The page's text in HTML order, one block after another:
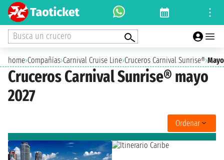
Busca un crucero
home›Compañías›Carnival Cruise Line›Cruceros Carnival Sunrise®›
Cruceros Carnival Sunrise® mayo
2027
Ordenar